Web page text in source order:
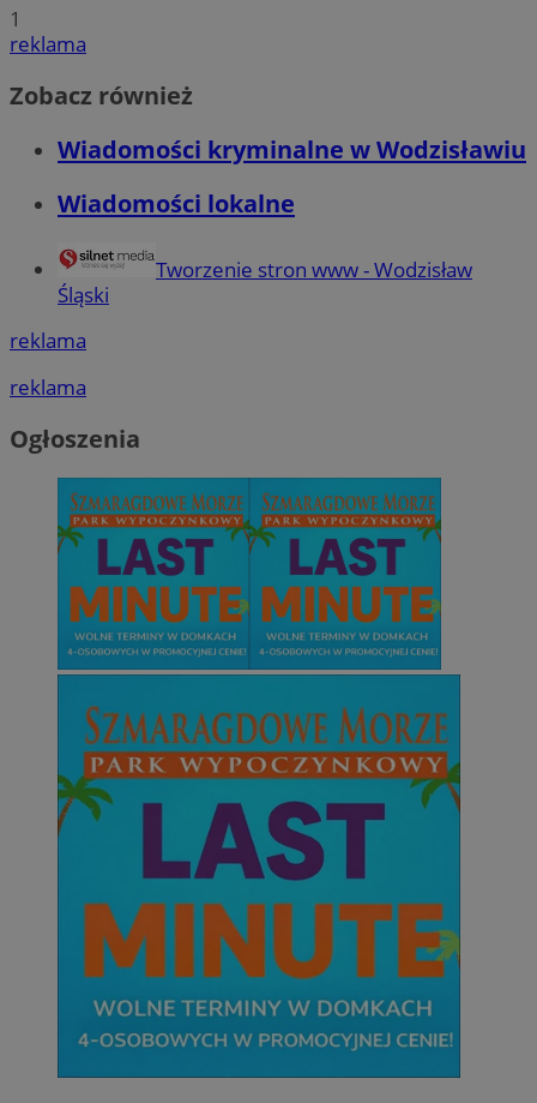
1
reklama
Zobacz również
Wiadomości kryminalne w Wodzisławiu
Wiadomości lokalne
Tworzenie stron www - Wodzisław
Śląski
reklama
reklama
Ogłoszenia